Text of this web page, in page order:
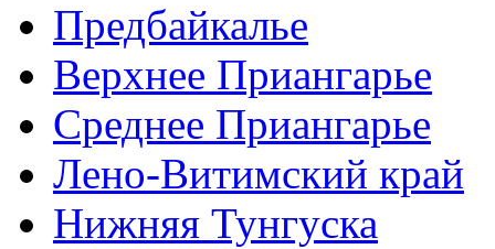
Предбайкалье
Верхнее Приангарье
Среднее Приангарье
Лено-Витимский край
Нижняя Тунгуска